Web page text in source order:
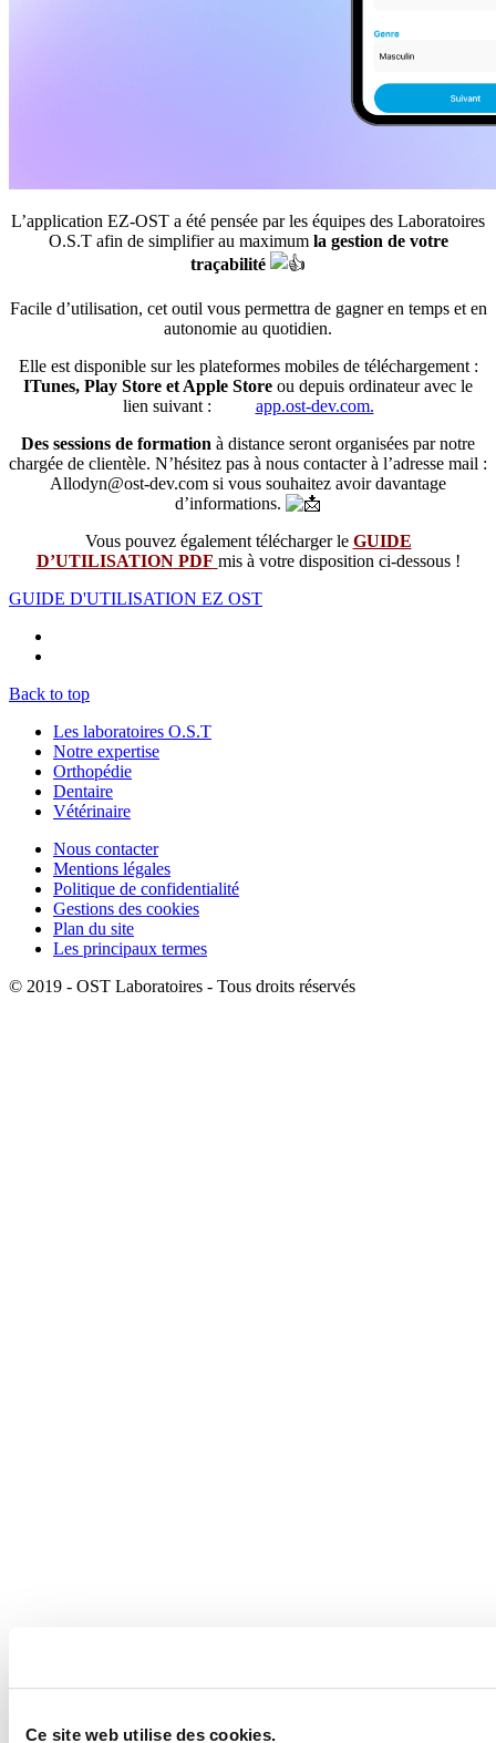
Ce site web utilise des cookies.
L’application EZ-OST a été pensée par les équipes des Laboratoires
O.S.T afin de simplifier au maximum la gestion de votre
traçabilité
Facile d’utilisation, cet outil vous permettra de gagner en temps et en
autonomie au quotidien.
Elle est disponible sur les plateformes mobiles de téléchargement :
ITunes, Play Store et Apple Store ou depuis ordinateur avec le
lien suivant : app.ost-dev.com.
Des sessions de formation à distance seront organisées par notre
chargée de clientèle. N’hésitez pas à nous contacter à l’adresse mail :
Allodyn@ost-dev.com si vous souhaitez avoir davantage
d’informations.
Vous pouvez également télécharger le GUIDE
D’UTILISATION PDF mis à votre disposition ci-dessous !
GUIDE D'UTILISATION EZ OST
Back to top
Les laboratoires O.S.T
Notre expertise
Orthopédie
Dentaire
Vétérinaire
Nous contacter
Mentions légales
Politique de confidentialité
Gestions des cookies
Plan du site
Les principaux termes
© 2019 - OST Laboratoires - Tous droits réservés